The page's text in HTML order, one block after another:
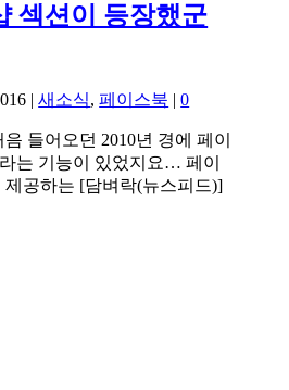
섹션이 등장했군
|새소식,페이스북 |0
들어오던 2010년 경에 페이
는 기능이 있었지요… 페이
제공하는 [담벼락(뉴스피드)]